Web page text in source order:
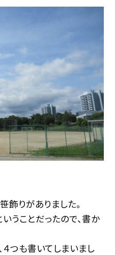
飾りがありました。
うことだったので、書か
４つも書いてしまいまし